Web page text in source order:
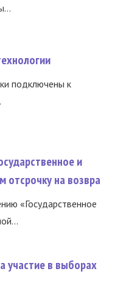
подключены к
и
отсрочку на возвра
«Государственное
участие в выборах